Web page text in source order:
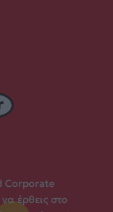
Corporate
έρθεις στο